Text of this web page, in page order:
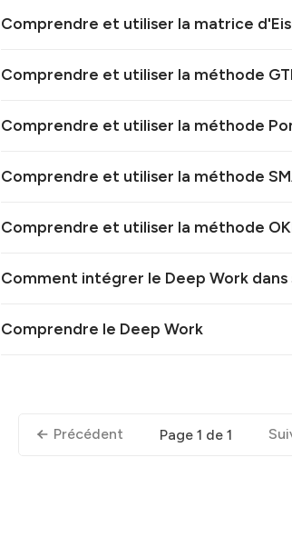
Comprendre et utiliser la matrice
Comprendre et utiliser la méthode
Comprendre et utiliser la méthode
Comprendre et utiliser la méthode
Comprendre et utiliser la méthode
Comment intégrer le Deep Work
Comprendre le Deep Work
Précédent Page 1 de 1